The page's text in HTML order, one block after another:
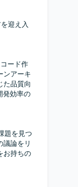
迎え入
ード作
ンアーキ
た品質向
発効率の
題を見つ
議論をリ
お持ちの